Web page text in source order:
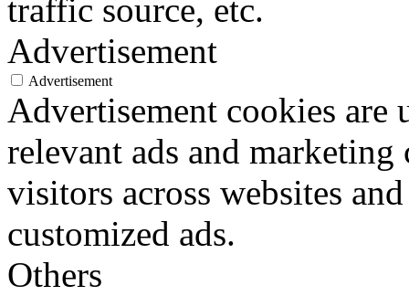
traffic source, etc.
Advertisement
Advertisement
Advertisement cookies
relevant ads and marketing
visitors across websites
customized ads.
Others